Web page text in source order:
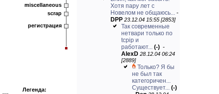
miscellaneous
scrap
регистрация
Легенда:
Хотя пару лет с
Новелом не общаюсь... -
DPP 23.12.04 15:55 [2853]
Так современные
нетвари только по
tcpip и
работают... (-) -
AlexD 28.12.04 06:24
[2889]
Только? Я бы
не был так
категоричен...
Существует... (-)